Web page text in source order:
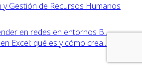
Gestión de Recursos Humanos
en redes en entornos B...
Excel: qué es y cómo crea...